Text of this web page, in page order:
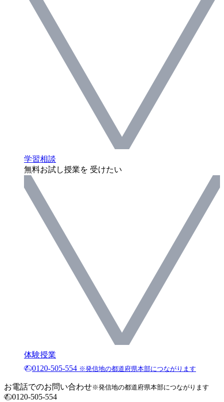
学習相談
無料お試し授業を 受けたい
体験授業
0120-505-554 ※発信地の都道府県本部につながります
お電話でのお問い合わせ※発信地の都道府県本部につながります
0120-505-554